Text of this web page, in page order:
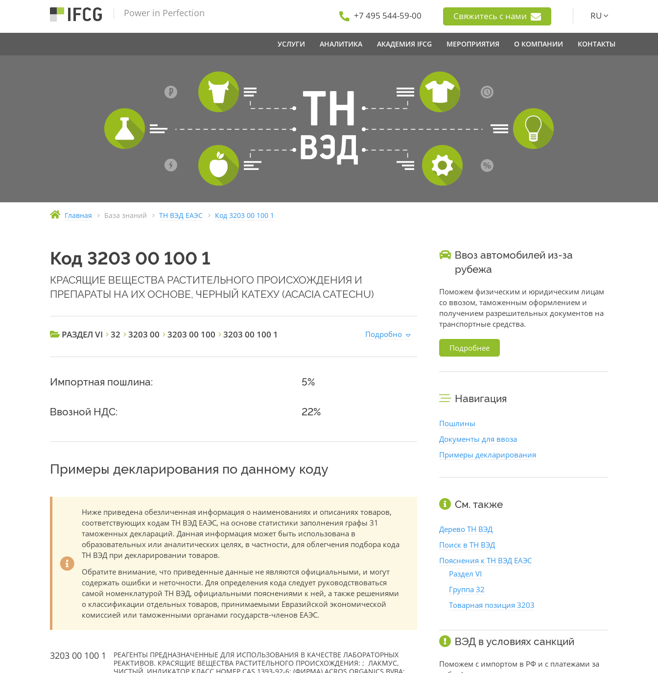
Power in Perfection +7 495 544-59-00 Свяжитесь с нами RU
УСЛУГИ АНАЛИТИКА АКАДЕМИЯ IFCG МЕРОПРИЯТИЯ О КОМПАНИИ КОНТАКТЫ
Главная База знаний ТН ВЭД ЕАЭС Код 3203 00 100 1
Код 3203 00 100 1
КРАСЯЩИЕ ВЕЩЕСТВА РАСТИТЕЛЬНОГО ПРОИСХОЖДЕНИЯ И
ПРЕПАРАТЫ НА ИХ ОСНОВЕ, ЧЕРНЫЙ КАТЕХУ (ACACIA CATECHU)
РАЗДЕЛ VI 32 3203 00 3203 00 100 3203 00 100 1 Подробно
Импортная пошлина: 5%
Ввозной НДС: 22%
Примеры декларирования по данному коду
Ниже приведена обезличенная информация о наименованиях и описаниях товаров,
соответствующих кодам ТН ВЭД ЕАЭС, на основе статистики заполнения графы 31
таможенных деклараций. Данная информация может быть использована в
образовательных или аналитических целях, в частности, для облегчения подбора кода
ТН ВЭД при декларировании товаров.
Обратите внимание, что приведенные данные не являются официальными, и могут
содержать ошибки и неточности. Для определения кода следует руководствоваться
самой номенклатурой ТН ВЭД, официальными пояснениями к ней, а также решениями
о классификации отдельных товаров, принимаемыми Евразийской экономической
комиссией или таможенными органами государств-членов ЕАЭС.
3203 00 100 1
РЕАГЕНТЫ ПРЕДНАЗНАЧЕННЫЕ ДЛЯ ИСПОЛЬЗОВАНИЯ В КАЧЕСТВЕ ЛАБОРАТОРНЫХ
РЕАКТИВОВ. КРАСЯЩИЕ ВЕЩЕСТВА РАСТИТЕЛЬНОГО ПРОИСХОЖДЕНИЯ: ; ЛАКМУС,
Ввоз автомобилей из-за
рубежа
Поможем физическим и юридическим лицам
со ввозом, таможенным оформлением и
получением разрешительных документов на
транспортные средства.
Подробнее
Навигация
Пошлины
Документы для ввоза
Примеры декларирования
См. также
Дерево ТН ВЭД
Поиск в ТН ВЭД
Пояснения к ТН ВЭД ЕАЭС
Раздел VI
Группа 32
Товарная позиция 3203
ВЭД в условиях санкций
Поможем с импортом в РФ и с платежами за